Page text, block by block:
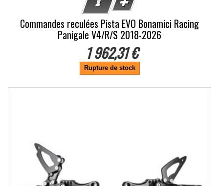
Commandes reculées Pista EVO Bonamici Racing
Panigale V4/R/S 2018-2026
1 962,31 €
Rupture de stock